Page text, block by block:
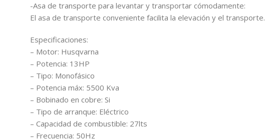
-Asa de transporte para levantar y transportar cómodamente:
El asa de transporte conveniente facilita la elevación y el transporte.
Especificaciones:
– Motor: Husqvarna
– Potencia: 13HP
– Tipo: Monofásico
– Potencia máx: 5500 Kva
– Bobinado en cobre: Si
– Tipo de arranque: Eléctrico
– Capacidad de combustible: 27lts
– Frecuencia: 50Hz